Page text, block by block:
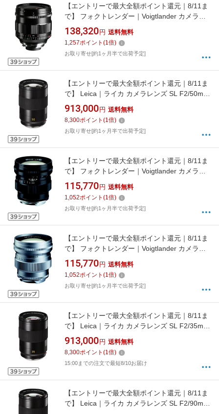
【エントリーで最大全額ポイント還元｜8/11ま
で】 フォクトレンダー｜Voigtlander カメラレ
ンズ 21mm F1.4 Aspherical NOKTON（ノクト
ン）【VMマウント（ライカMマウント互換）】
[ライカM /単焦点レンズ]
138,320 円 送料無料
1,257ポイント (1倍)
お取り寄せ[約1ヶ月半で出荷予定]
【エントリーで最大全額ポイント還元｜8/11ま
で】 Leica｜ライカ カメラレンズ SL F2/50mm
ASPH. APO-SUMMICRON（アポ・ズミクロ
ン） 11185 [ライカL /単焦点レンズ]
913,000 円 送料無料
8,300ポイント (1倍)
お取り寄せ[約1ヶ月半で出荷予定]
【エントリーで最大全額ポイント還元｜8/11ま
で】 フォクトレンダー｜Voigtlander カメラレ
ンズ 75mm F1.5 Aspherical NOKTON Vintage
Line ブラック [ライカM /単焦点レンズ]
115,770 円 送料無料
1,052ポイント (1倍)
お取り寄せ[約1ヶ月半で出荷予定]
【エントリーで最大全額ポイント還元｜8/11ま
で】 フォクトレンダー｜Voigtlander カメラレ
ンズ 75mm F1.5 Aspherical NOKTON Vintage
Line シルバー [ライカM /単焦点レンズ]
115,770 円 送料無料
1,052ポイント (1倍)
お取り寄せ[約1ヶ月半で出荷予定]
【エントリーで最大全額ポイント還元｜8/11ま
で】 Leica｜ライカ カメラレンズ SL F2/35mm
ASPH. APO-SUMMICRON（アポ・ズミクロ
ン） 11184 [ライカL /単焦点レンズ][11184]
913,000 円 送料無料
8,300ポイント (1倍)
15:00までの注文で最短8/10お届け
【エントリーで最大全額ポイント還元｜8/11ま
で】 Leica｜ライカ カメラレンズ SL F2/90mm